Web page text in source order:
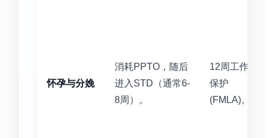
怀孕与分娩
消耗PPTO，随后
进入STD（通常6-
8周）。
12周工作
保护
(FMLA)。